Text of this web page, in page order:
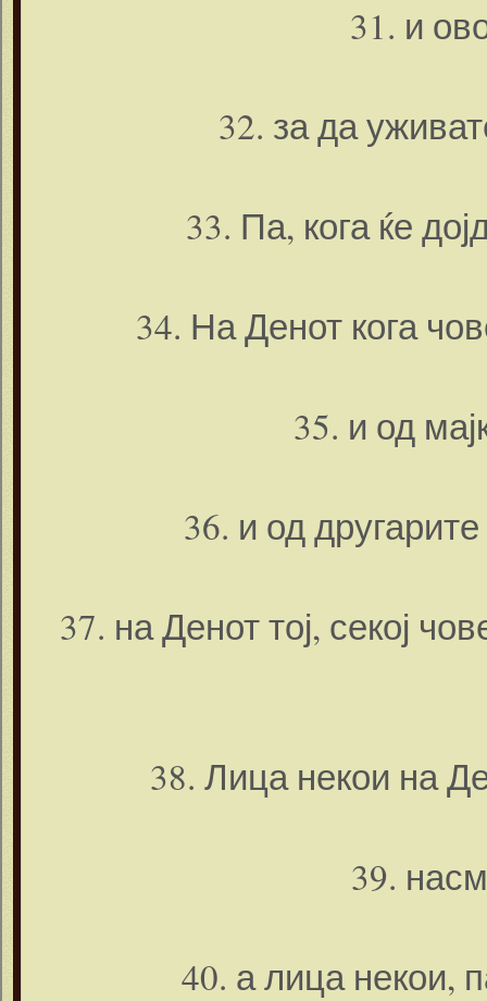
31. и
32. за да
33. Па, кога ќе
34. На Денот кога
35. и од
36. и од
37. на Денот тој, секој
38. Лица некои на
39.
40. а лица некои,